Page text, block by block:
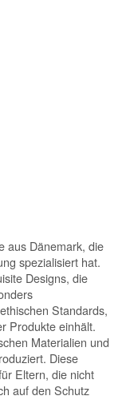
aus Dänemark, die
spezialisiert hat.
Designs, die
Standards,
Produkte einhält.
Materialien und
Diese
Eltern, die nicht
auf den Schutz